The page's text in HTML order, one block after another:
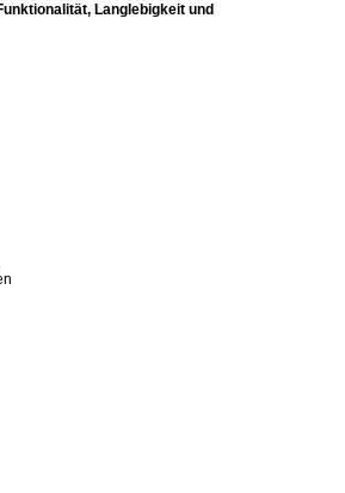
Langlebigkeit und